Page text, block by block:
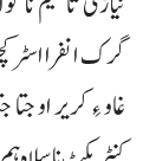
گرک
غاو ءِ کریر او